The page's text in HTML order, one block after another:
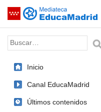
Saltar navegación
Palabra o frase:
Inicio
Canal EducaMadrid
Últimos contenidos